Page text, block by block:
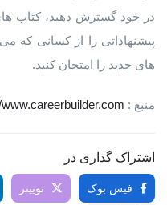
در خود گسترش دهید، کتاب
پیشنهاداتی را از کسانی که
های جدید را امتحان کنید.
منبع :
اشتراک گذاری در
فیس بوک توییتر